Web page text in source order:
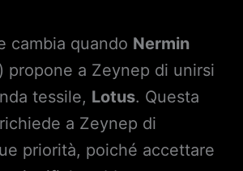
cambia quando Nermin
propone a Zeynep di unirsi
tessile, Lotus. Questa
a Zeynep di
priorità, poiché accettare